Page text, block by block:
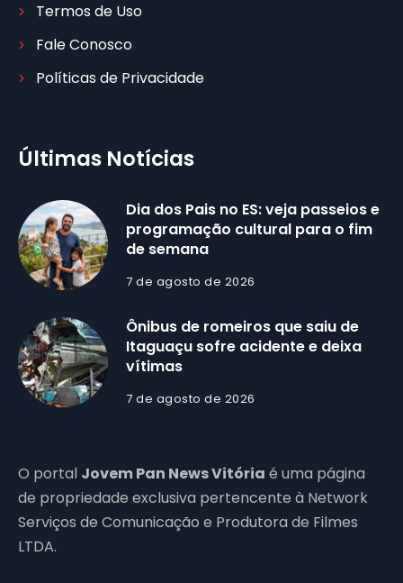
Termos de Uso
Fale Conosco
Políticas de Privacidade
Últimas Notícias
Dia dos Pais no ES: veja passeios e
programação cultural para o fim
de semana
7 de agosto de 2026
Ônibus de romeiros que saiu de
Itaguaçu sofre acidente e deixa
vítimas
7 de agosto de 2026
O portal Jovem Pan News Vitória é uma página
de propriedade exclusiva pertencente à Network
Serviços de Comunicação e Produtora de Filmes
LTDA.